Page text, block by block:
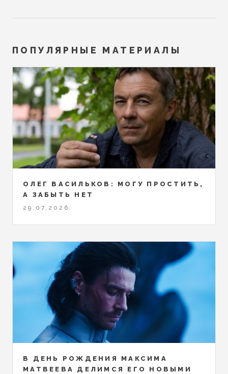
ПОПУЛЯРНЫЕ МАТЕРИАЛЫ
ОЛЕГ ВАСИЛЬКОВ: МОГУ ПРОСТИТЬ,
А ЗАБЫТЬ НЕТ
29.07.2026
В ДЕНЬ РОЖДЕНИЯ МАКСИМА
МАТВЕЕВА ДЕЛИМСЯ ЕГО НОВЫМИ